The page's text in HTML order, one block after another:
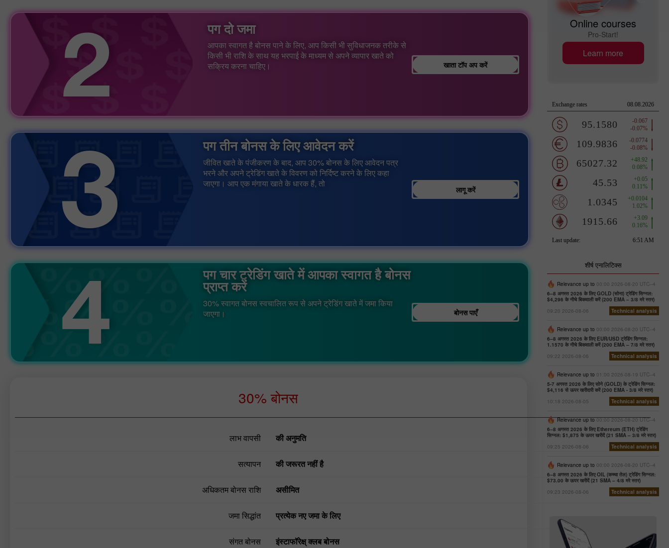
पग दो जमा
आपका स्वागत है बोनस पाने के लिए, आप किसी भी सुविधाजनक तरीके से
किसी भी राशि के साथ यह भरपाई के माध्यम से अपने व्यापार खाते को
सक्रिय करना चाहिए।
खाता टॉप अप करें
पग तीन बोनस के लिए आवेदन करें
जीवित खाते के पंजीकरण के बाद, आप 30% बोनस के लिए आवेदन पत्र
भरने और अपने ट्रेडिंग खाते के विवरण को निर्दिष्ट करने के लिए कहा
जाएगा। आप एक मंगाया खाते के धारक हैं, तो
लागू करें
पग चार ट्रेडिंग खाते में आपका स्वागत है बोनस
प्राप्त करें
30% स्वागत बोनस स्वचालित रूप से अपने ट्रेडिंग खाते में जमा किया
जाएगा।
बोनस पाएँ
30% बोनस
लाभ वापसी की अनुमति
सत्यापन की जरूरत नहीं है
अधिकतम बोनस राशि असीमित
जमा सिद्धांत प्रत्येक नए जमा के लिए
संगत बोनस इंस्टाफॉरेक्ष् क्लब बोनस
Online courses
Pro-Start!
Learn more
शीर्ष एनालिटिक्स
Relevance up to 00:00 2026-08-20 UTC--4
6–8 अगस्त 2026 के लिए GOLD (सोना) ट्रेडिंग सिग्नल:
$4,296 के नीचे बिकवाली करें (200 EMA – 3/8 मरे स्तर)
09:20 2026-08-06
Technical analysis
Relevance up to 00:00 2026-08-20 UTC--4
6–8 अगस्त 2026 के लिए EUR/USD ट्रेडिंग सिग्नल:
1.1570 के नीचे बिकवाली करें (200 EMA – 7/8 मरे स्तर)
09:22 2026-08-06
Technical analysis
Relevance up to 01:00 2026-08-19 UTC--4
5-7 अगस्त 2026 के लिए सोने (GOLD) के ट्रेडिंग सिग्नल:
$4,116 से ऊपर खरीदारी करें (200 EMA - 3/8 मरे स्तर)
10:18 2026-08-05
Technical analysis
Relevance up to00:00 2026-08-20 UTC--4
6–8 अगस्त 2026 के लिए Ethereum (ETH) ट्रेडिंग
सिग्नल: $1,875 के ऊपर खरीदें (21 SMA – 3/8 मरे स्तर)
09:25 2026-08-06
Technical analysis
Relevance up to 00:00 2026-08-20 UTC--4
6–8 अगस्त 2026 के लिए OIL (कच्चा तेल) ट्रेडिंग सिग्नल:
$73.00 के ऊपर खरीदें (21 SMA – 4/8 मरे स्तर)
09:23 2026-08-06
Technical analysis